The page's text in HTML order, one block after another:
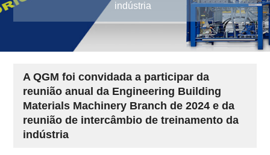
indústria
A QGM foi convidada a participar da
reunião anual da Engineering Building
Materials Machinery Branch de 2024 e da
reunião de intercâmbio de treinamento da
indústria